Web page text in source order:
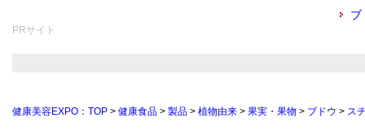
ブ
PRサイト
健康美容EXPO：TOP > 健康食品 > 製品 > 植物由来 > 果実・果物 > ブドウ > ス